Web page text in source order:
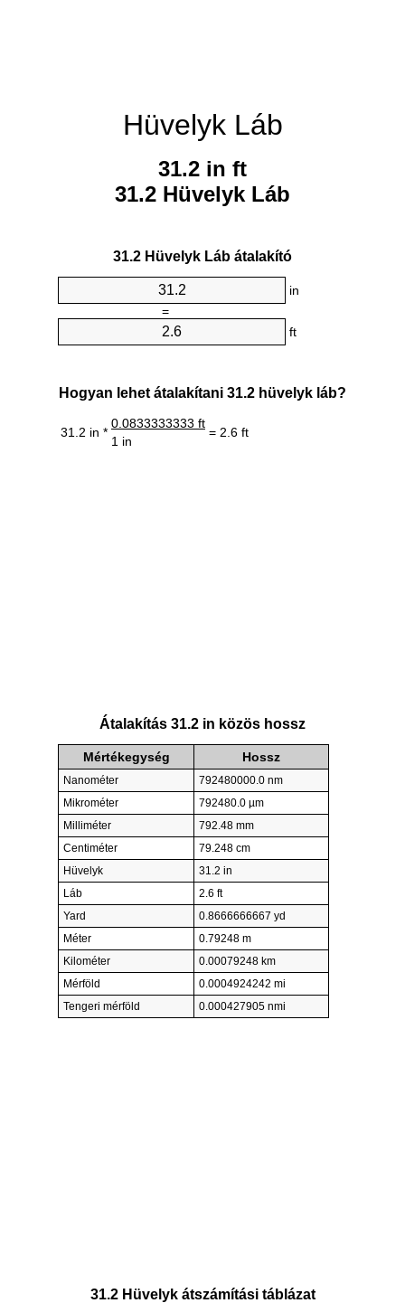
Hüvelyk Láb
31.2 in ft
31.2 Hüvelyk Láb
31.2 Hüvelyk Láb átalakító
in
=
ft
Hogyan lehet átalakítani 31.2 hüvelyk láb?
31.2 in *
0.0833333333 ft
= 2.6 ft
1 in
Átalakítás 31.2 in közös hossz
Mértékegység Hossz
Nanométer
792480000.0 nm
Mikrométer
792480.0 µm
Milliméter
792.48 mm
Centiméter
79.248 cm
Hüvelyk
31.2 in
Láb
2.6 ft
Yard
0.8666666667 yd
Méter
0.79248 m
Kilométer
0.00079248 km
Mérföld
0.0004924242 mi
Tengeri mérföld
0.000427905 nmi
31.2 Hüvelyk átszámítási táblázat